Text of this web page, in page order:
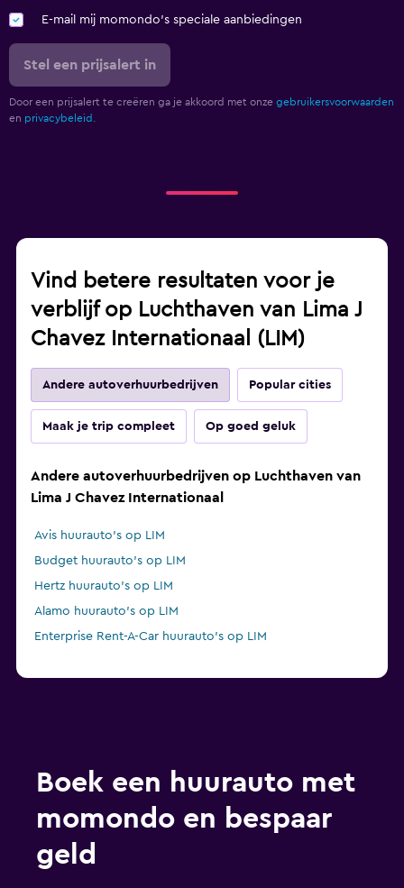
E-mail mij momondo's speciale aanbiedingen
Stel een prijsalert in
Door een prijsalert te creëren ga je akkoord met onze gebruikersvoorwaarden
en privacybeleid.
Vind betere resultaten voor je
verblijf op Luchthaven van Lima J
Chavez Internationaal (LIM)
Andere autoverhuurbedrijven Popular cities
Maak je trip compleet Op goed geluk
Andere autoverhuurbedrijven op Luchthaven van
Lima J Chavez Internationaal
Avis huurauto's op LIM
Budget huurauto's op LIM
Hertz huurauto's op LIM
Alamo huurauto's op LIM
Enterprise Rent-A-Car huurauto's op LIM
Boek een huurauto met
momondo en bespaar
geld